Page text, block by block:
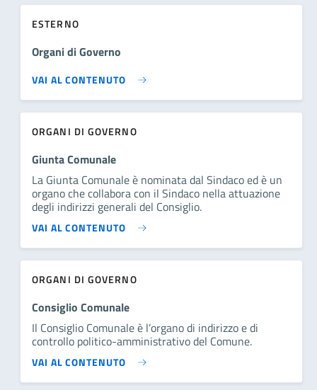
ESTERNO
Organi di Governo
VAI AL CONTENUTO
ORGANI DI GOVERNO
Giunta Comunale
La Giunta Comunale è nominata dal Sindaco ed è un
organo che collabora con il Sindaco nella attuazione
degli indirizzi generali del Consiglio.
VAI AL CONTENUTO
ORGANI DI GOVERNO
Consiglio Comunale
Il Consiglio Comunale è l’organo di indirizzo e di
controllo politico-amministrativo del Comune.
VAI AL CONTENUTO